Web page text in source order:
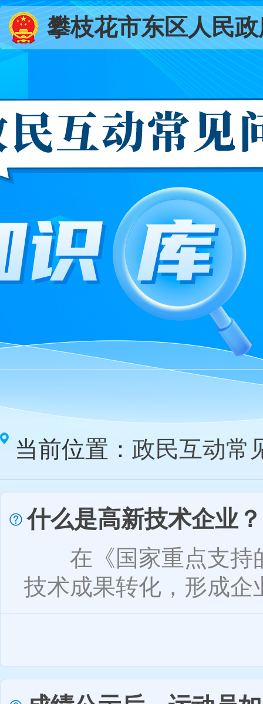
攀枝花市东区人民
当前位置： 政民互动常
什么是高新技术企业？
在《国家重点支持
技术成果转化，形成企